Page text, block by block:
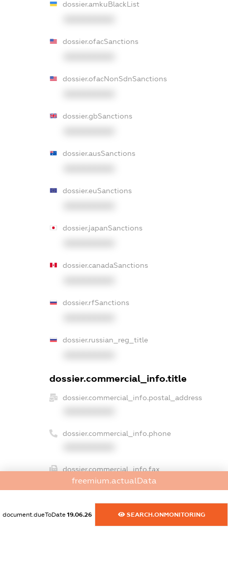
dossier.amkuBlackList
dossier.ofacSanctions
dossier.ofacNonSdnSanctions
dossier.gbSanctions
dossier.ausSanctions
dossier.euSanctions
dossier.japanSanctions
dossier.canadaSanctions
dossier.rfSanctions
dossier.russian_reg_title
dossier.commercial_info.title
dossier.commercial_info.postal_address
dossier.commercial_info.phone
dossier.commercial_info.fax
XXXXXXXXXX
dossier.commercial_info.email
XXXXXXXXXX
freemium.actualData
document.dueToDate 19.06.26 SEARCH.ONMONITORING